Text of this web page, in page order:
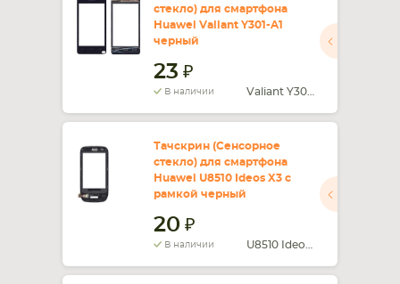
стекло) для смартфона
Huawei Valiant Y301-A1
черный
23
В наличии
Тачскрин (Сенсорное
стекло) для смартфона
Huawei U8510 Ideos X3 c
рамкой черный
20
В наличии